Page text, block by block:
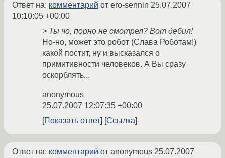
Ответ на: комментарий от ero-sennin 25.07.2007
10:10:05 +00:00
> Ты чо, порно не смотрел? Вот дебил!
Но-но, может это робот (Слава Роботам!)
какой постит, ну и высказался о
примитивности человеков. А Вы сразу
оскорблять...
anonymous
25.07.2007 12:07:35 +00:00
Показать ответ
Ссылка
Ответ на: комментарий от anonymous 25.07.2007